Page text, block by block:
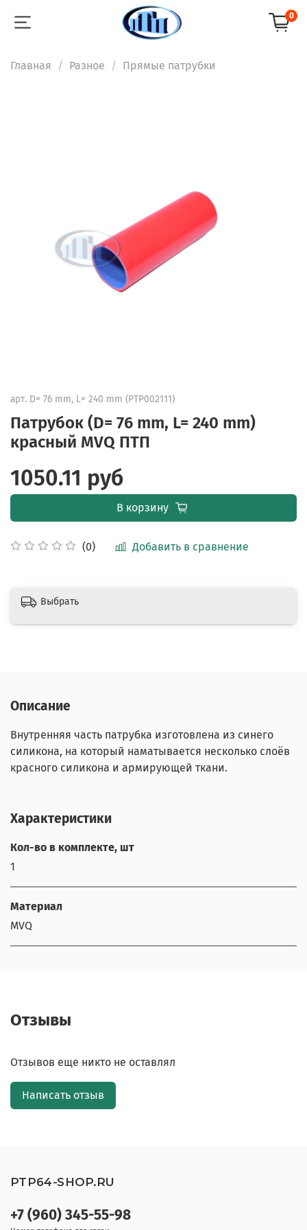
0
Главная Разное Прямые патрубки
арт. D= 76 mm, L= 240 mm (PTP002111)
Патрубок (D= 76 mm, L= 240 mm)
красный MVQ ПТП
(0) Добавить в сравнение
1050.11 руб
В корзину
Выбрать
Описание
Внутренняя часть патрубка изготовлена из синего
силикона, на который наматывается несколько слоёв
красного силикона и армирующей ткани.
Характеристики
Кол-во в комплекте, шт
1
Материал
MVQ
Отзывы
Отзывов еще никто не оставлял
Написать отзыв
+7 (960) 345-55-98
PTP64-SHOP.RU